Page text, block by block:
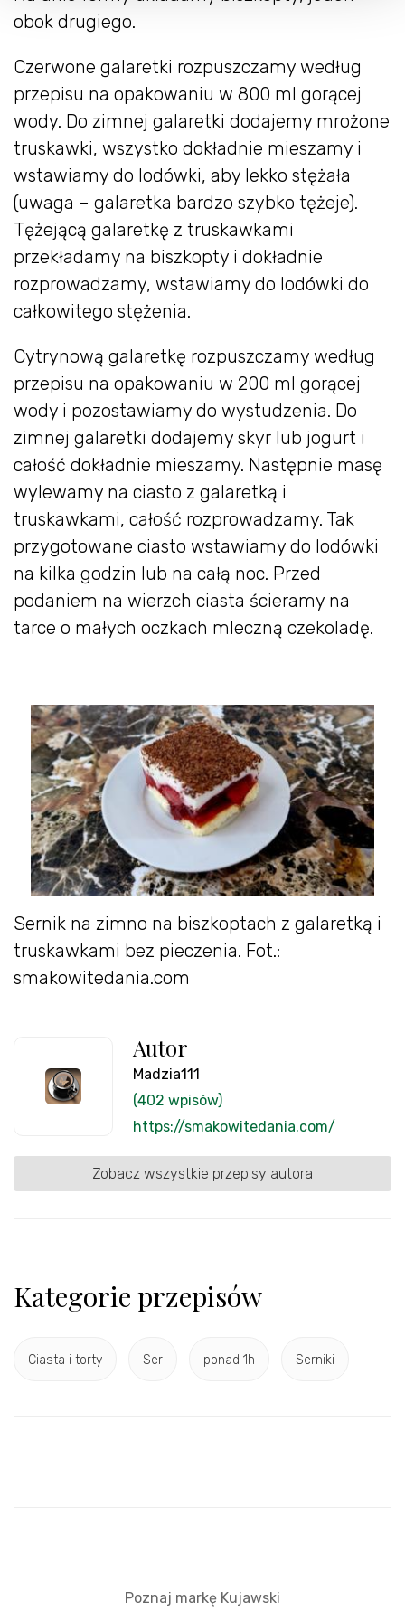
obok drugiego.
Czerwone galaretki rozpuszczamy według
przepisu na opakowaniu w 800 ml gorącej
wody. Do zimnej galaretki dodajemy mrożone
truskawki, wszystko dokładnie mieszamy i
wstawiamy do lodówki, aby lekko stężała
(uwaga – galaretka bardzo szybko tężeje).
Tężejącą galaretkę z truskawkami
przekładamy na biszkopty i dokładnie
rozprowadzamy, wstawiamy do lodówki do
całkowitego stężenia.
Cytrynową galaretkę rozpuszczamy według
przepisu na opakowaniu w 200 ml gorącej
wody i pozostawiamy do wystudzenia. Do
zimnej galaretki dodajemy skyr lub jogurt i
całość dokładnie mieszamy. Następnie masę
wylewamy na ciasto z galaretką i
truskawkami, całość rozprowadzamy. Tak
przygotowane ciasto wstawiamy do lodówki
na kilka godzin lub na całą noc. Przed
podaniem na wierzch ciasta ścieramy na
tarce o małych oczkach mleczną czekoladę.
Sernik na zimno na biszkoptach z galaretką i
truskawkami bez pieczenia. Fot.:
smakowitedania.com
Autor
Madzia111
(402 wpisów)
https://smakowitedania.com/
Zobacz wszystkie przepisy autora
Kategorie przepisów
Ciasta i torty Ser ponad 1h Serniki
Poznaj markę Kujawski